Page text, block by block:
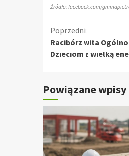
Źródło: facebook.com/
Kontynuuj
czytanie
Poprzedni:
Racibórz wita
Dzieciom z wielką
Powiązane wpisy